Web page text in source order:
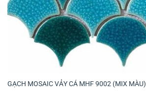
GẠCH MOSAIC VẢY CÁ MHF 9002 (MIX MÀU)